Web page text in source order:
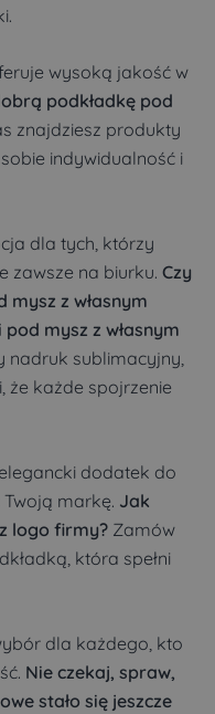
wysoką jakość w
podkładkę pod
znajdziesz produkty
indywidualność i
dla tych, którzy
zawsze na biurku. Czy
mysz z własnym
pod mysz z własnym
nadruk sublimacyjny,
że każde spojrzenie
dodatek do
markę. Jak
logo firmy? Zamów
która spełni
dla każdego, kto
Nie czekaj, spraw,
stało się jeszcze